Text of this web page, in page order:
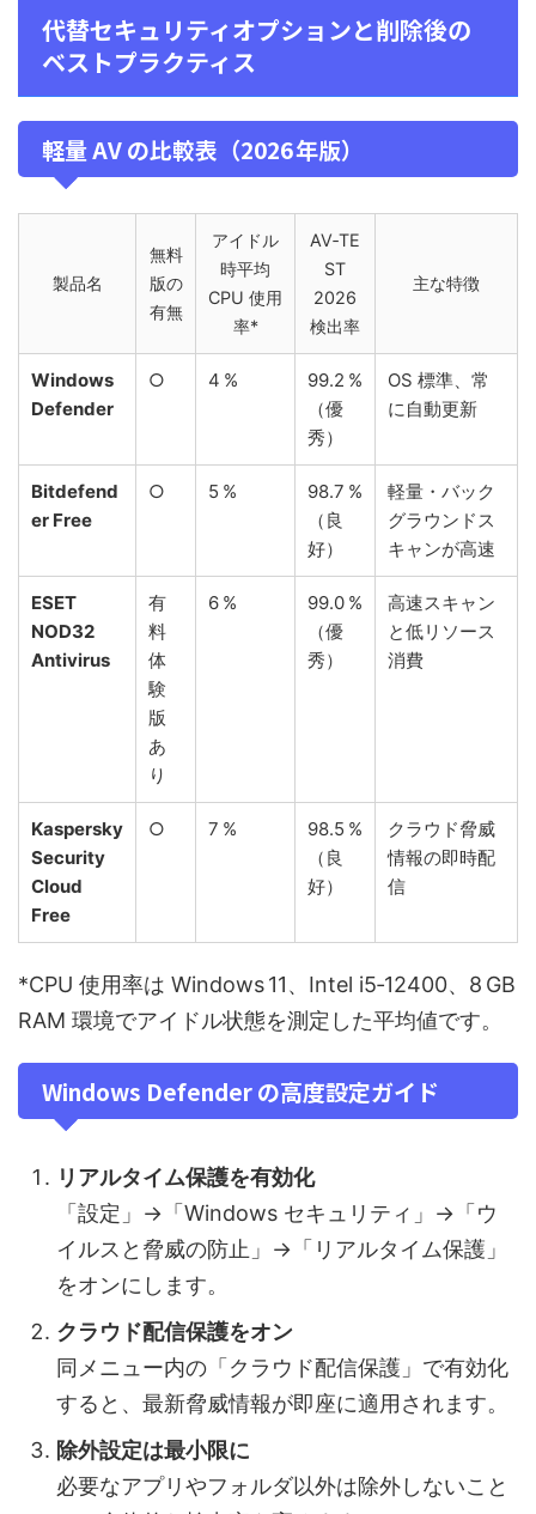
代替セキュリティオプションと削除後の
ベストプラクティス
軽量 AV の比較表（2026 年版）
製品名
無料
版の
有無
アイドル
時平均
CPU 使用
率*
AV‑TE
ST
2026
検出率
主な特徴
Windows
Defender
○ 4 %
99.2 %
（優
秀）
OS 標準、常
に自動更新
Bitdefend
er Free
○ 5 %
98.7 %
（良
好）
軽量・バック
グラウンドス
キャンが高速
ESET
NOD32
Antivirus
有
料
体
験
版
あ
り
6 %
99.0 %
（優
秀）
高速スキャン
と低リソース
消費
Kaspersky
Security
Cloud
Free
○ 7 %
98.5 %
（良
好）
クラウド脅威
情報の即時配
信
*CPU 使用率は Windows 11、Intel i5‑12400、8 GB
RAM 環境でアイドル状態を測定した平均値です。
Windows Defender の高度設定ガイド
リアルタイム保護を有効化
「設定」→「Windows セキュリティ」→「ウ
イルスと脅威の防止」→「リアルタイム保護」
をオンにします。
クラウド配信保護をオン
同メニュー内の「クラウド配信保護」で有効化
すると、最新脅威情報が即座に適用されます。
除外設定は最小限に
必要なアプリやフォルダ以外は除外しないこと